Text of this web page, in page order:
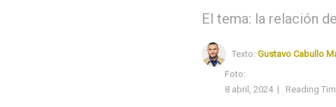
El tema: la relación
Texto: Gustavo Cabullo
Foto:
8 abril, 2024| Reading